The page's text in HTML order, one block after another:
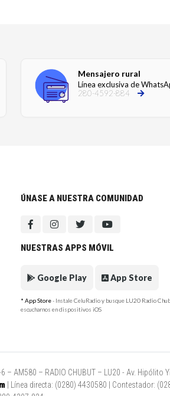
Mensajero rural
Línea exclusiva de
280-4592-884
ÚNASE A NUESTRA COMUNIDAD
NUESTRAS APPS MÓVIL
Google Play App Store
* App Store- Instale CeluRadio y busque LU20 Radio
escucharnos en dispositivos iOS
– AM580 – RADIO CHUBUT – LU20 - Av.
| Línea directa: (0280) 4430580 | Contestador: